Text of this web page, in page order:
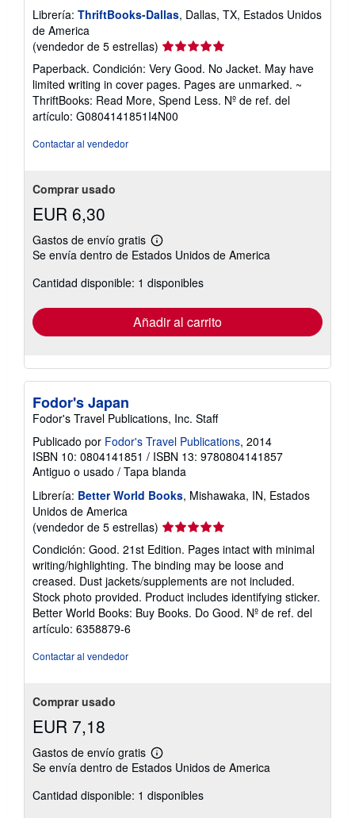
Librería: ThriftBooks-Dallas, Dallas, TX, Estados Unidos
de America
(vendedor de 5 estrellas) Calificación
del
vendedor:
5
de
5
Paperback. Condición: Very Good. No Jacket. May have
limited writing in cover pages. Pages are unmarked. ~
ThriftBooks: Read More, Spend Less. Nº de ref. del
artículo: G0804141851I4N00
Contactar al vendedor
Comprar usado
EUR 6,30
Gastos de envío gratis
Más
información
las
tarifas
envío
Se envía dentro de Estados Unidos de America
Cantidad disponible: 1 disponibles
Añadir al carrito
Fodor's Japan
Fodor's Travel Publications, Inc. Staff
Publicado por Fodor's Travel Publications, 2014
ISBN 10: 0804141851 / ISBN 13: 9780804141857
Antiguo o usado / Tapa blanda
Librería: Better World Books, Mishawaka, IN, Estados
Unidos de America
(vendedor de 5 estrellas) Calificación
del
vendedor:
5
de
5
estrellas
Condición: Good. 21st Edition. Pages intact with minimal
writing/highlighting. The binding may be loose and
creased. Dust jackets/supplements are not included.
Stock photo provided. Product includes identifying sticker.
Better World Books: Buy Books. Do Good. Nº de ref. del
artículo: 6358879-6
Contactar al vendedor
Comprar usado
EUR 7,18
Gastos de envío gratis
Más
información
las
tarifas
Se envía dentro de Estados Unidos de America
Cantidad disponible: 1 disponibles